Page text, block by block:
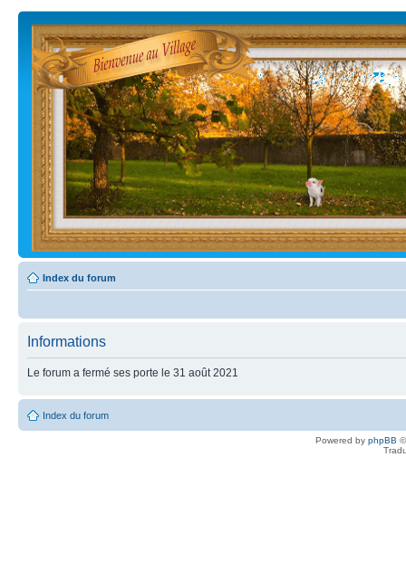
Index du forum
Informations
Le forum a fermé ses porte le 31 août 2021
Index du forum
Powered by phpBB